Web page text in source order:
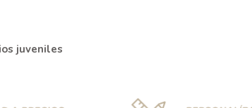
juveniles